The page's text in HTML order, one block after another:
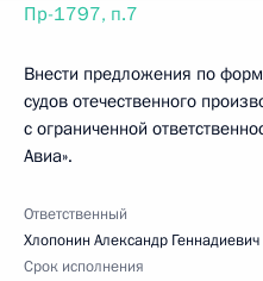
Пр-1797, п.7
Внести предложения по
судов отечественного
с ограниченной
Авиа».
Ответственный
Хлопонин Александр Геннадиевич
Срок исполнения